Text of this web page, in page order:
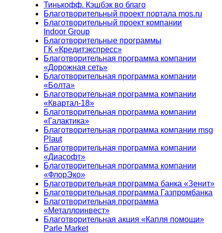
Тинькофф. Кэшбэк во благо
Благотворительный проект портала mos.ru
Благотворительный проект компании
Indoor Group
Благотворительные программы
ГК «Кредитэкспресс»
Благотворительная программа компании
«Дорожная сеть»
Благотворительная программа компании
«Болта»
Благотворительная программа компании
«Квартал-18»
Благотворительная программа компании
«Галактика»
Благотворительная программа компании msg
Plaut
Благотворительная программа компании
«Диасофт»
Благотворительная программа компании
«ФлорЭко»
Благотворительная программа банка «Зенит»
Благотворительная программа Газпромбанка
Благотворительная программа
«Металлоинвест»
Благотворительная акция «Капля помощи»
Parle Market